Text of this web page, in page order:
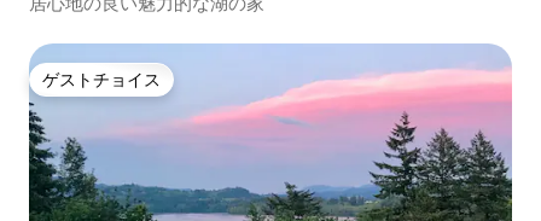
ゲストチョイス
ゲストチョイス